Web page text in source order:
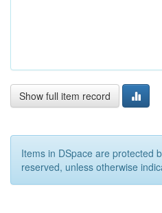
Show full item record
Items in DSpace are protected
reserved, unless otherwise